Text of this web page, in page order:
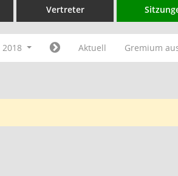
Vertreter
2018 Aktuell Gremium